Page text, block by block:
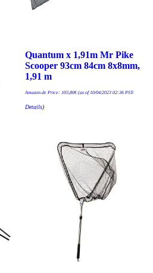
Quantum x 1,91m Mr Pike
Scooper 93cm 84cm 8x8mm,
1,91 m
Amazon.de Price: 103,80€(as of 10/04/2023 02:36 PST-
Details)